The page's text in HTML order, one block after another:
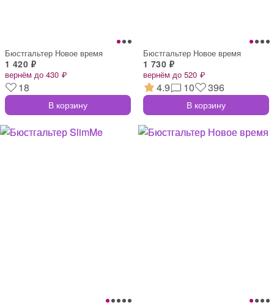
Бюстгальтер Новое время
1 420 ₽
вернём до 430 ₽
18
В корзину
Бюстгальтер Новое время
1 730 ₽
вернём до 520 ₽
4.9 10 396
В корзину